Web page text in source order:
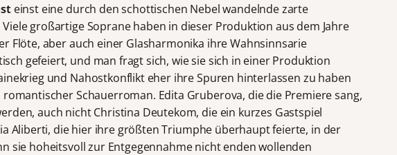
einst eine durch den schottischen Nebel wandelnde zarte
großartige Soprane haben in dieser Produktion aus dem Jahre
Flöte, aber auch einer Glasharmonika ihre Wahnsinnsarie
gefeiert, und man fragt sich, wie sie sich in einer Produktion
und Nahostkonflikt eher ihre Spuren hinterlassen zu haben
Schauerroman. Edita Gruberova, die die Premiere sang,
auch nicht Christina Deutekom, die ein kurzes Gastspiel
Aliberti, die hier ihre größten Triumphe überhaupt feierte, in der
sie hoheitsvoll zur Entgegennahme nicht enden wollenden